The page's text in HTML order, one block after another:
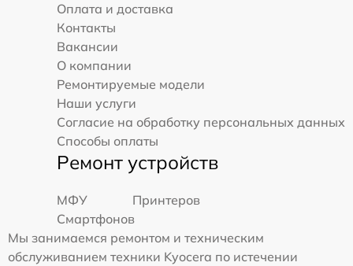
Оплата и доставка
Контакты
Вакансии
О компании
Ремонтируемые модели
Наши услуги
Согласие на обработку персональных данных
Способы оплаты
Ремонт устройств
МФУ
Принтеров
Смартфонов
Мы занимаемся ремонтом и техническим
обслуживанием техники Kyocera по истечении